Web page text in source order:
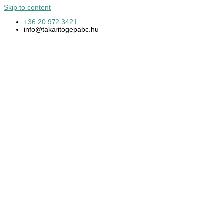
Skip to content
+36 20 972 3421
info@takaritogepabc.hu